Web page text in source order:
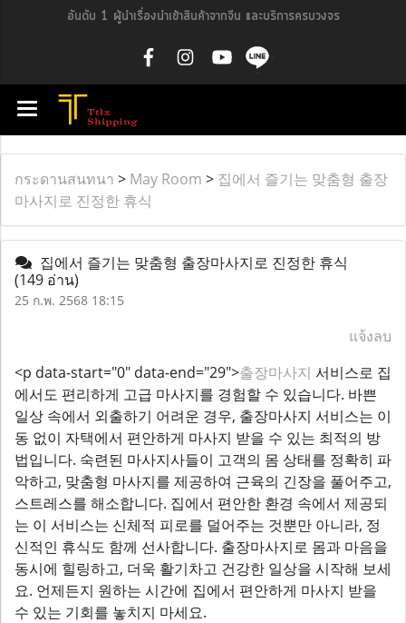
อันดับ 1 ผู้นำเรื่องนำเข้าสินค้าจากจีน และบริการครบวงจร
กระดานสนทนา > May Room > 집에서 즐기는 맞춤형 출장
마사지로 진정한 휴식
집에서 즐기는 맞춤형 출장마사지로 진정한 휴식
(149 อ่าน)
25 ก.พ. 2568 18:15
แจ้งลบ
<p data-start="0" data-end="29">출장마사지 서비스로 집
에서도 편리하게 고급 마사지를 경험할 수 있습니다. 바쁜
일상 속에서 외출하기 어려운 경우, 출장마사지 서비스는 이
동 없이 자택에서 편안하게 마사지 받을 수 있는 최적의 방
법입니다. 숙련된 마사지사들이 고객의 몸 상태를 정확히 파
악하고, 맞춤형 마사지를 제공하여 근육의 긴장을 풀어주고,
스트레스를 해소합니다. 집에서 편안한 환경 속에서 제공되
는 이 서비스는 신체적 피로를 덜어주는 것뿐만 아니라, 정
신적인 휴식도 함께 선사합니다. 출장마사지로 몸과 마음을
동시에 힐링하고, 더욱 활기차고 건강한 일상을 시작해 보세
요. 언제든지 원하는 시간에 집에서 편안하게 마사지 받을
수 있는 기회를 놓치지 마세요.